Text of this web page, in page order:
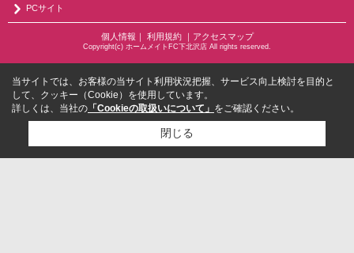
PCサイト
個人情報 ｜ 利用規約｜ アクセスマップ
Copyright(c) ホームメイトFC下北沢店 All rights reserved.
当サイトでは、お客様の当サイト利用状況把握、サービス向上検討を目的と
して、クッキー（Cookie）を使用しています。
詳しくは、当社の 「Cookieの取扱いについて」 をご確認ください。
閉じる